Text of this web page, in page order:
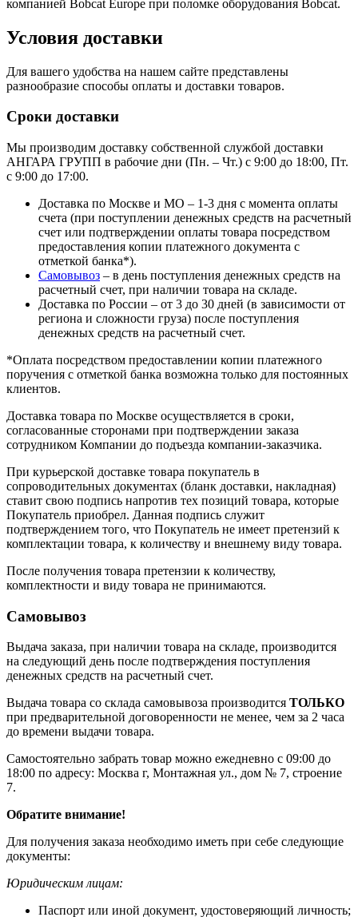
компанией Bobcat Europe при поломке оборудования Bobcat.
Условия доставки
Для вашего удобства на нашем сайте представлены
разнообразие способы оплаты и доставки товаров.
Сроки доставки
Мы производим доставку собственной службой доставки
АНГАРА ГРУПП в рабочие дни (Пн. – Чт.) с 9:00 до 18:00, Пт.
с 9:00 до 17:00.
Доставка по Москве и МО – 1-3 дня с момента оплаты
счета (при поступлении денежных средств на расчетный
счет или подтверждении оплаты товара посредством
предоставления копии платежного документа с
отметкой банка*).
Самовывоз – в день поступления денежных средств на
расчетный счет, при наличии товара на складе.
Доставка по России – от 3 до 30 дней (в зависимости от
региона и сложности груза) после поступления
денежных средств на расчетный счет.
*Оплата посредством предоставлении копии платежного
поручения с отметкой банка возможна только для постоянных
клиентов.
Доставка товара по Москве осуществляется в сроки,
согласованные сторонами при подтверждении заказа
сотрудником Компании до подъезда компании-заказчика.
При курьерской доставке товара покупатель в
сопроводительных документах (бланк доставки, накладная)
ставит свою подпись напротив тех позиций товара, которые
Покупатель приобрел. Данная подпись служит
подтверждением того, что Покупатель не имеет претензий к
комплектации товара, к количеству и внешнему виду товара.
После получения товара претензии к количеству,
комплектности и виду товара не принимаются.
Самовывоз
Выдача заказа, при наличии товара на складе, производится
на следующий день после подтверждения поступления
денежных средств на расчетный счет.
Выдача товара со склада самовывоза производится ТОЛЬКО
при предварительной договоренности не менее, чем за 2 часа
до времени выдачи товара.
Самостоятельно забрать товар можно ежедневно с 09:00 до
18:00 по адресу: Москва г, Монтажная ул., дом № 7, строение
7.
Обратите внимание!
Для получения заказа необходимо иметь при себе следующие
документы:
Юридическим лицам:
Паспорт или иной документ, удостоверяющий личность;